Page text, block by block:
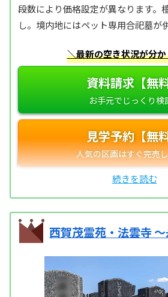
段数により価格設定が異なります。
し。境内地にはペット専用合祀墓が
＼最新の空き状況が分
資料請求【無料
見学予約【無料
西賀茂霊苑・法雲寺